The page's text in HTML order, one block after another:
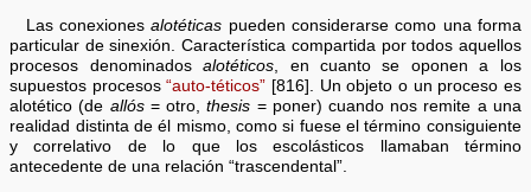
Las conexionesalotéticas pueden considerarse como una forma
particular de sinexión. Característica compartida por todos aquellos
procesos denominadosalotéticos , en cuanto se oponen a los
supuestos procesos“auto-téticos” [816]. Un objeto o un proceso es
alotético (de allós= otro,thesis = poner) cuando nos remite a una
realidad distinta de él mismo, como si fuese el término consiguiente
y correlativo de lo que los escolásticos llamaban término
antecedente de una relación “trascendental”.